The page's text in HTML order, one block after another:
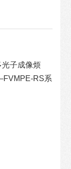
子成像烦
RS系